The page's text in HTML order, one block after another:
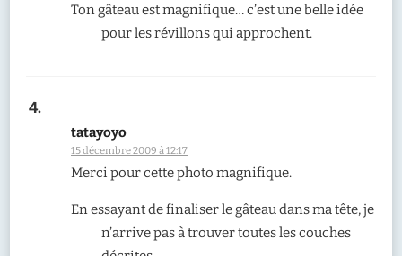
Ton gâteau est magnifique… c’est une belle idée
pour les révillons qui approchent.
tatayoyo
15 décembre 2009 à 12:17
Merci pour cette photo magnifique.
En essayant de finaliser le gâteau dans ma tête, je
n’arrive pas à trouver toutes les couches